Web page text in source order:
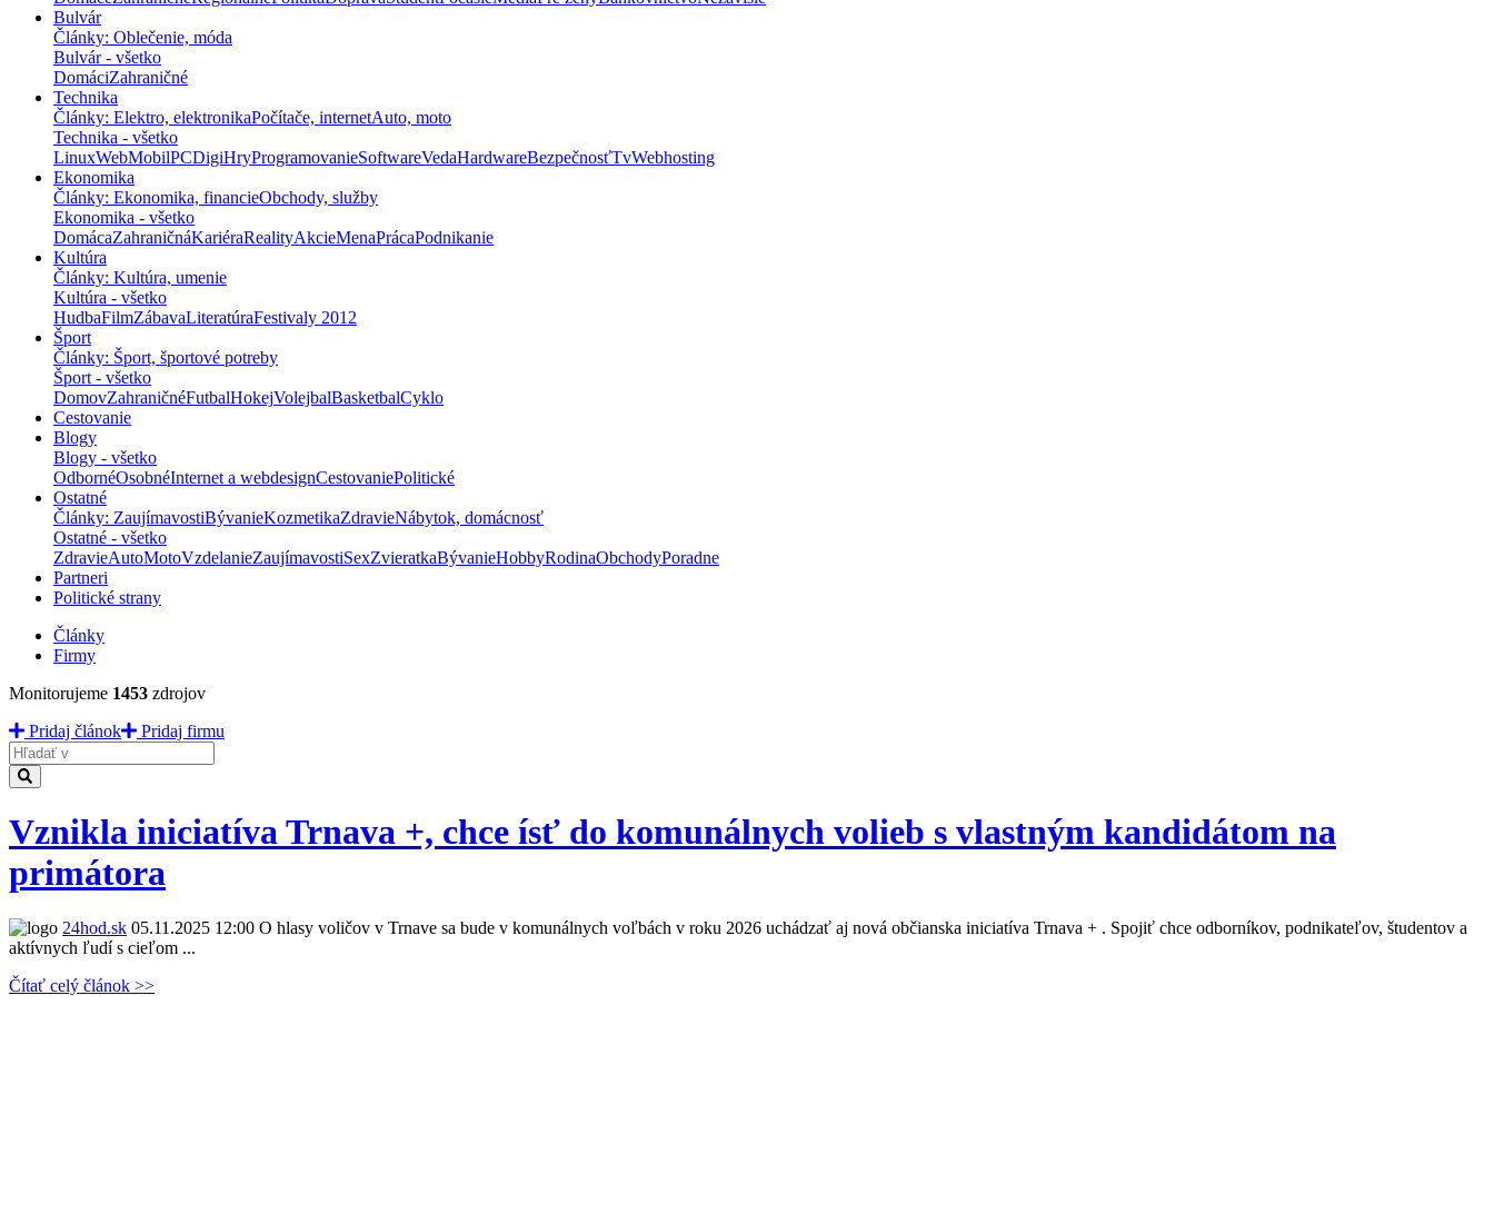
Bulvár
Články: Oblečenie, móda
Bulvár - všetko
DomáciZahraničné
Technika
Články: Elektro, elektronikaPočítače, internetAuto, moto
Technika - všetko
LinuxWebMobilPCDigiHryProgramovanieSoftwareVedaHardwareBezpečnosťTvWebhosting
Ekonomika
Články: Ekonomika, financieObchody, služby
Ekonomika - všetko
DomácaZahraničnáKariéraRealityAkcieMenaPrácaPodnikanie
Kultúra
Články: Kultúra, umenie
Kultúra - všetko
HudbaFilmZábavaLiteratúraFestivaly 2012
Šport
Články: Šport, športové potreby
Šport - všetko
DomovZahraničnéFutbalHokejVolejbalBasketbalCyklo
Cestovanie
Blogy
Blogy - všetko
OdbornéOsobnéInternet a webdesignCestovaniePolitické
Ostatné
Články: ZaujímavostiBývanieKozmetikaZdravieNábytok, domácnosť
Ostatné - všetko
ZdravieAutoMotoVzdelanieZaujímavostiSexZvieratkaBývanieHobbyRodinaObchodyPoradne
Partneri
Politické strany
Články
Firmy
Monitorujeme 1453 zdrojov
Pridaj článok
Pridaj firmu
Hladať
Vznikla iniciatíva Trnava +, chce ísť do komunálnych volieb s vlastným kandidátom na
primátora
24hod.sk 05.11.2025 12:00 O hlasy voličov v Trnave sa bude v komunálnych voľbách v roku 2026 uchádzať aj nová občianska iniciatíva Trnava + . Spojiť chce odborníkov, podnikateľov, študentov a
aktívnych ľudí s cieľom ...
Čítať celý článok >>